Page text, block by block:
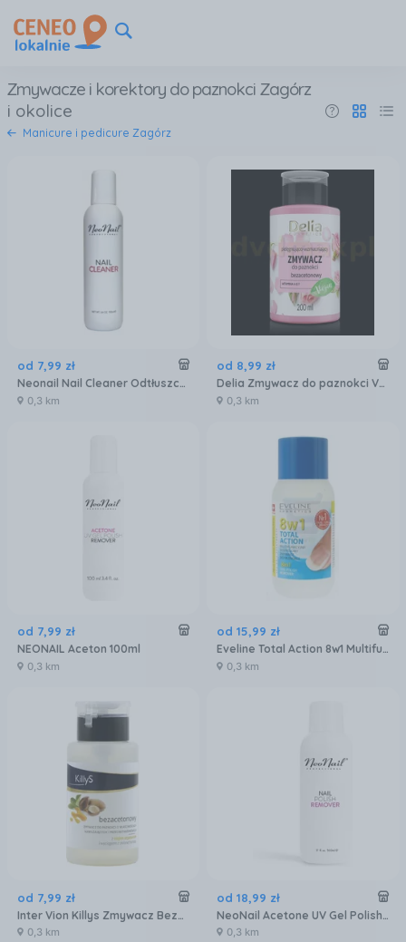
Zmywacze i korektory do paznokci Zagórz
i okolice
Manicure i pedicure Zagórz
od 7,99 zł
Neonail Nail Cleaner Odtłuszczacz Do Paznokci 100 ml
0,3 km
od 8,99 zł
Delia Zmywacz do paznokci Vege Bezacetonowy 200ml
0,3 km
od 7,99 zł
NEONAIL Aceton 100ml
0,3 km
od 15,99 zł
Eveline Total Action 8w1 Multifunkcyjny Ekspresowy Zmywacz do Paznokci Bez Acetonu 150ml
0,3 km
od 7,99 zł
Inter Vion Killys Zmywacz Bezacetonowy z Olejkiem Arganowym i Wyciągiem z Zielonej Herbaty 200ml
0,3 km
od 18,99 zł
NeoNail Acetone UV Gel Polish Remover Zmywacz do lakieru hybrydowego 500ml
0,3 km